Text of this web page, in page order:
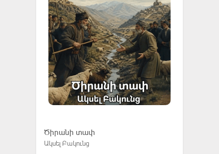
Ծիրանի տափ
Ակսել Բակունց